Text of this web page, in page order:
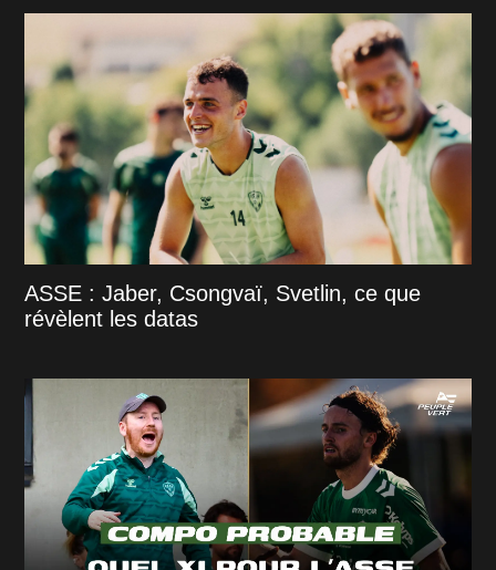
ASSE : Jaber, Csongvaï, Svetlin, ce que
révèlent les datas